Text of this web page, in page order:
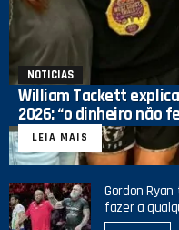
NOTICIAS
William Tackett
2026: “o dinheiro não
LEIA MAIS
Gordon
fazer a